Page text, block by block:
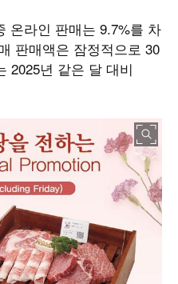
온라인 판매는 9.7%를 차
판매액은 잠정적으로 30
2025년 같은 달 대비